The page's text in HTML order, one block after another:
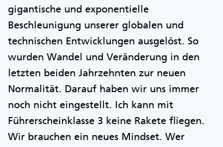
gigantische und exponentielle
Beschleunigung unserer globalen und
technischen Entwicklungen ausgelöst. So
wurden Wandel und Veränderung in den
letzten beiden Jahrzehnten zur neuen
Normalität. Darauf haben wir uns immer
noch nicht eingestellt. Ich kann mit
Führerscheinklasse 3 keine Rakete fliegen.
Wir brauchen ein neues Mindset. Wer